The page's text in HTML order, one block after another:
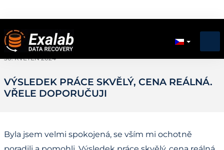
30. KVĚTEN 2024
VÝSLEDEK PRÁCE SKVĚLÝ, CENA REÁLNÁ.
VŘELE DOPORUČUJI
Byla jsem velmi spokojená, se vším mi ochotně